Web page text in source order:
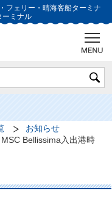
フェリー・晴海客船ターミナ
ーミナル
お知らせ
Bellissima入出港時